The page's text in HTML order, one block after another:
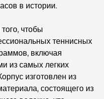
лучшие места для
районе.
уровня в
в истории.
чтобы
теннисных
включая
из самых легких
изготовлен из
состоящего из